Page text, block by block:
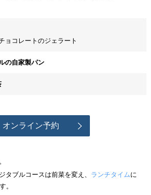
ョコレートのジェラート
の自家製パン
オンライン予約
タブルコースは前菜を変え、 ランチタイムに
。